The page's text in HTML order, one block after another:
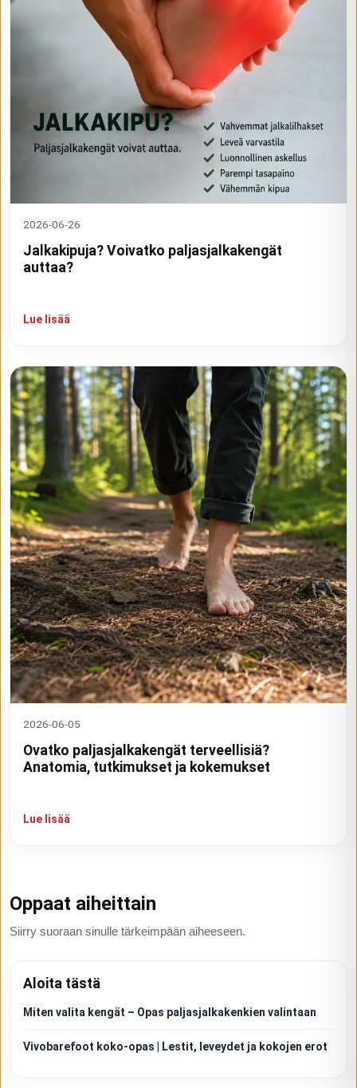
2026-06-26
Jalkakipuja? Voivatko paljasjalkakengät
auttaa?
Lue lisää
2026-06-05
Ovatko paljasjalkakengät terveellisiä?
Anatomia, tutkimukset ja kokemukset
Lue lisää
Oppaat aiheittain
Siirry suoraan sinulle tärkeimpään aiheeseen.
Aloita tästä
Miten valita kengät – Opas paljasjalkakenkien valintaan
Vivobarefoot koko-opas | Lestit, leveydet ja kokojen erot